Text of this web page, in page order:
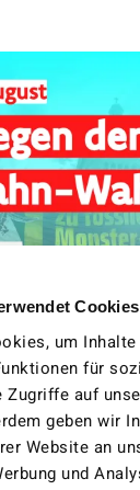
Cookies
um
für
Zugriffe auf
geben wir
Website an
und